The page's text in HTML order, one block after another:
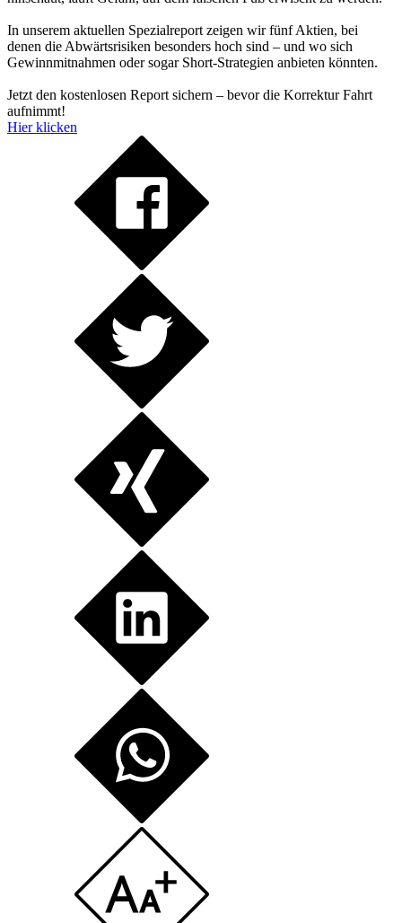
In unserem aktuellen Spezialreport zeigen wir fünf Aktien, bei
denen die Abwärtsrisiken besonders hoch sind – und wo sich
Gewinnmitnahmen oder sogar Short-Strategien anbieten könnten.
Jetzt den kostenlosen Report sichern – bevor die Korrektur Fahrt
aufnimmt!
Hier klicken